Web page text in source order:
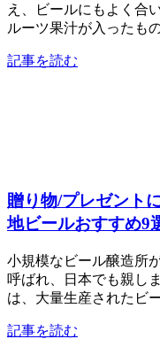
え、ビールにもよく合
ルーツ果汁が入ったも
記事を読む
贈り物/プレゼント
地ビールおすすめ9
小規模なビール醸造所
呼ばれ、日本でも親し
は、大量生産されたビ
記事を読む